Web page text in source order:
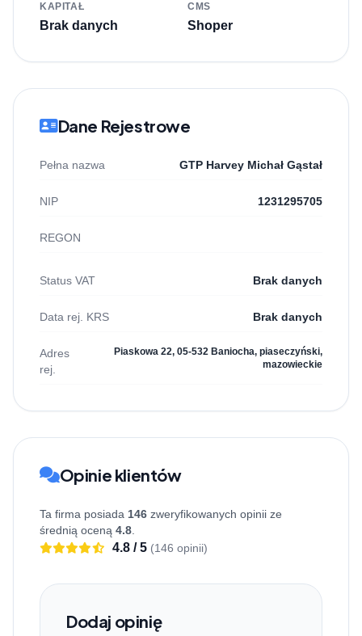
KAPITAŁ
Brak danych
CMS
Shoper
Dane Rejestrowe
Pełna nazwa GTP Harvey Michał Gąstał
NIP 1231295705
REGON
Status VAT Brak danych
Data rej. KRS Brak danych
Adres
rej.
Piaskowa 22, 05-532 Baniocha, piaseczyński,
mazowieckie
Opinie klientów
Ta firma posiada 146 zweryfikowanych opinii ze
średnią oceną 4.8
4.8 / 5 (146 opinii)
Dodaj opinię